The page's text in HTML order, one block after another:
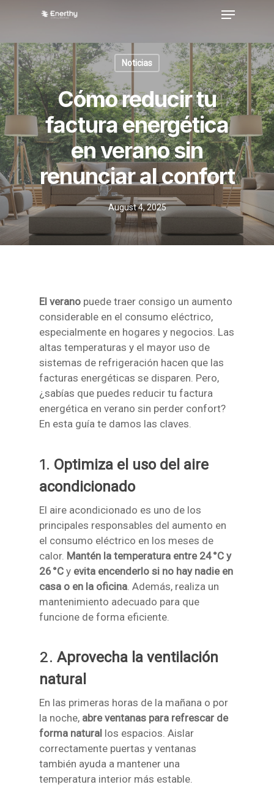
content
Menu
Noticias
Cómo reducir tu
factura energética
en verano sin
renunciar al confort
August 4, 2025
El verano puede traer consigo un aumento
considerable en el consumo eléctrico,
especialmente en hogares y negocios. Las
altas temperaturas y el mayor uso de
sistemas de refrigeración hacen que las
facturas energéticas se disparen. Pero,
¿sabías que puedes reducir tu factura
energética en verano sin perder confort?
En esta guía te damos las claves.
1. Optimiza el uso del aire
acondicionado
El aire acondicionado es uno de los
principales responsables del aumento en
el consumo eléctrico en los meses de
calor. Mantén la temperatura entre 24 °C y
26 °C y evita encenderlo si no hay nadie en
casa o en la oficina . Además, realiza un
mantenimiento adecuado para que
funcione de forma eficiente.
2.Aprovecha la ventilación
natural
En las primeras horas de la mañana o por
la noche, abre ventanas para refrescar de
forma natural los espacios. Aislar
correctamente puertas y ventanas
también ayuda a mantener una
temperatura interior más estable.
Menu